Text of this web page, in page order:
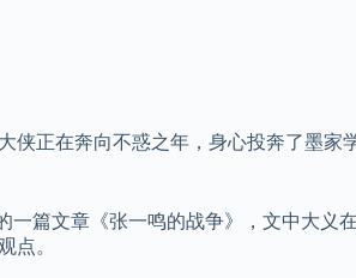
侠正在奔向不惑之年，身心投奔了墨家
一篇文章《张一鸣的战争》，文中大义
点。